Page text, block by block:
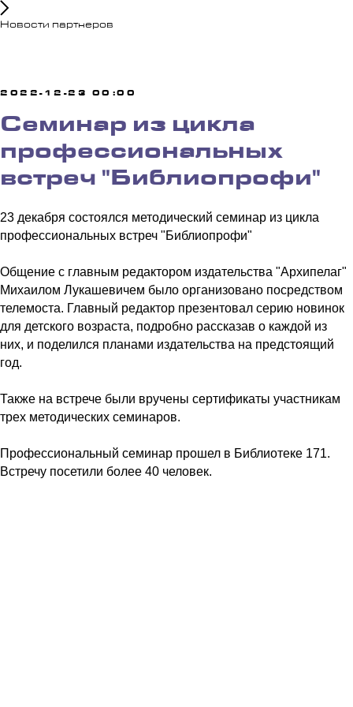
Новости партнеров
2022-12-23 00:00
Cеминар из цикла
профессиональных
встреч "Библиопрофи"
23 декабря состоялся методический семинар из цикла
профессиональных встреч "Библиопрофи"
Общение с главным редактором издательства "Архипелаг"
Михаилом Лукашевичем было организовано посредством
телемоста. Главный редактор презентовал серию новинок
для детского возраста, подробно рассказав о каждой из
них, и поделился планами издательства на предстоящий
год.
Также на встрече были вручены сертификаты участникам
трех методических семинаров.
Профессиональный семинар прошел в Библиотеке 171.
Встречу посетили более 40 человек.